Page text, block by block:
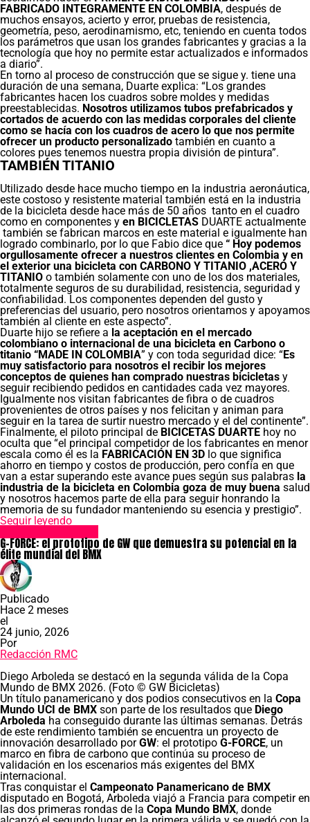
FABRICADO INTEGRAMENTE EN COLOMBIA, después de
muchos ensayos, acierto y error, pruebas de resistencia,
geometría, peso, aerodinamismo, etc, teniendo en cuenta todos
los parámetros que usan los grandes fabricantes y gracias a la
tecnología que hoy no permite estar actualizados e informados
a diario”.
En torno al proceso de construcción que se sigue y. tiene una
duración de una semana, Duarte explica: “Los grandes
fabricantes hacen los cuadros sobre moldes y medidas
preestablecidas. Nosotros utilizamos tubos prefabricados y
cortados de acuerdo con las medidas corporales del cliente
como se hacía con los cuadros de acero lo que nos permite
ofrecer un producto personalizado también en cuanto a
colores pues tenemos nuestra propia división de pintura”.
TAMBIÉN TITANIO
Utilizado desde hace mucho tiempo en la industria aeronáutica,
este costoso y resistente material también está en la industria
de la bicicleta desde hace más de 50 años tanto en el cuadro
como en componentes y en BICICLETAS DUARTE actualmente
también se fabrican marcos en este material e igualmente han
logrado combinarlo, por lo que Fabio dice que “ Hoy podemos
orgullosamente ofrecer a nuestros clientes en Colombia y en
el exterior una bicicleta con CARBONO Y TITANIO ,ACERO Y
TITANIO o también solamente con uno de los dos materiales,
totalmente seguros de su durabilidad, resistencia, seguridad y
confiabilidad. Los componentes dependen del gusto y
preferencias del usuario, pero nosotros orientamos y apoyamos
también al cliente en este aspecto”.
Duarte hijo se refiere a la aceptación en el mercado
colombiano o internacional de una bicicleta en Carbono o
titanio “MADE IN COLOMBIA” y con toda seguridad dice: “Es
muy satisfactorio para nosotros el recibir los mejores
conceptos de quienes han comprado nuestras bicicletas y
seguir recibiendo pedidos en cantidades cada vez mayores.
Igualmente nos visitan fabricantes de fibra o de cuadros
provenientes de otros países y nos felicitan y animan para
seguir en la tarea de surtir nuestro mercado y el del continente”.
Finalmente, el piloto principal de BICICETAS DUARTE hoy no
oculta que “el principal competidor de los fabricantes en menor
escala como él es la FABRICACIÓN EN 3D lo que significa
ahorro en tiempo y costos de producción, pero confía en que
van a estar superando este avance pues según sus palabras la
industria de la bicicleta en Colombia goza de muy buena salud
y nosotros hacemos parte de ella para seguir honrando la
memoria de su fundador manteniendo su esencia y prestigio”.
Seguir leyendo
G-FORCE: el prototipo de GW que demuestra su potencial en la
élite mundial del BMX
Publicado
Hace 2 meses
el
24 junio, 2026
Por
Redacción RMC
Diego Arboleda se destacó en la segunda válida de la Copa
Mundo de BMX 2026. (Foto © GW Bicicletas)
Un título panamericano y dos podios consecutivos en la Copa
Mundo UCI de BMX son parte de los resultados que Diego
Arboleda ha conseguido durante las últimas semanas. Detrás
de este rendimiento también se encuentra un proyecto de
innovación desarrollado porGW: el prototipo G-FORCE, un
marco en fibra de carbono que continúa su proceso de
validación en los escenarios más exigentes del BMX
internacional.
Tras conquistar el Campeonato Panamericano de BMX
disputado en Bogotá, Arboleda viajó a Francia para competir en
las dos primeras rondas de la Copa Mundo BMX, donde